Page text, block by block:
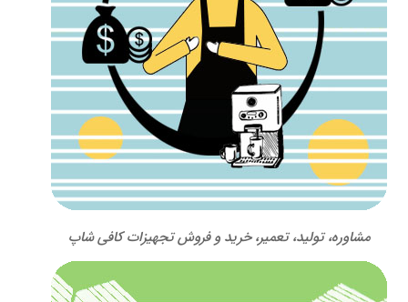
مشاوره، تولید، تعمیر، خرید و فروش تجهیزات کافی شاپ